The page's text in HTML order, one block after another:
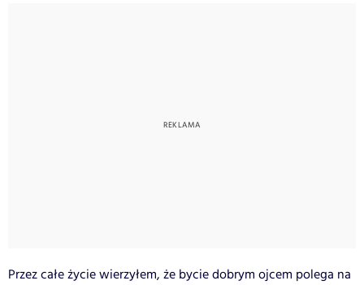
Przez całe życie wierzyłem, że bycie dobrym ojcem polega na